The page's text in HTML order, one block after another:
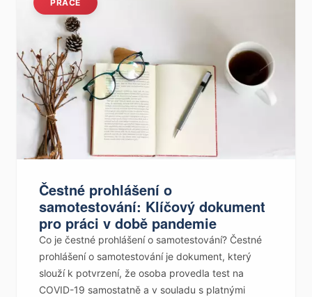
PRÁCE
Čestné prohlášení o
samotestování: Klíčový dokument
pro práci v době pandemie
Co je čestné prohlášení o samotestování? Čestné
prohlášení o samotestování je dokument, který
slouží k potvrzení, že osoba provedla test na
COVID-19 samostatně a v souladu s platnými